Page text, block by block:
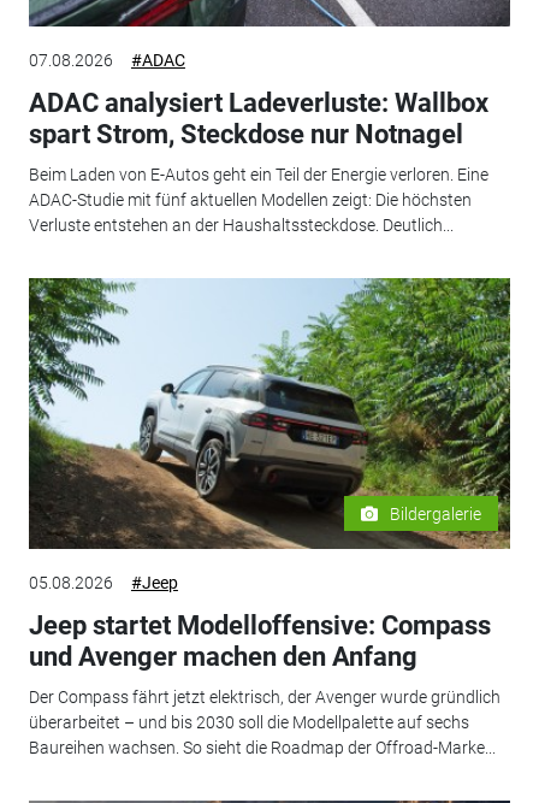
07.08.2026 #ADAC
ADAC analysiert Ladeverluste: Wallbox
spart Strom, Steckdose nur Notnagel
Beim Laden von E-Autos geht ein Teil der Energie verloren. Eine
ADAC-Studie mit fünf aktuellen Modellen zeigt: Die höchsten
Verluste entstehen an der Haushaltssteckdose. Deutlich...
Bildergalerie
05.08.2026 #Jeep
Jeep startet Modelloffensive: Compass
und Avenger machen den Anfang
Der Compass fährt jetzt elektrisch, der Avenger wurde gründlich
überarbeitet – und bis 2030 soll die Modellpalette auf sechs
Baureihen wachsen. So sieht die Roadmap der Offroad-Marke...